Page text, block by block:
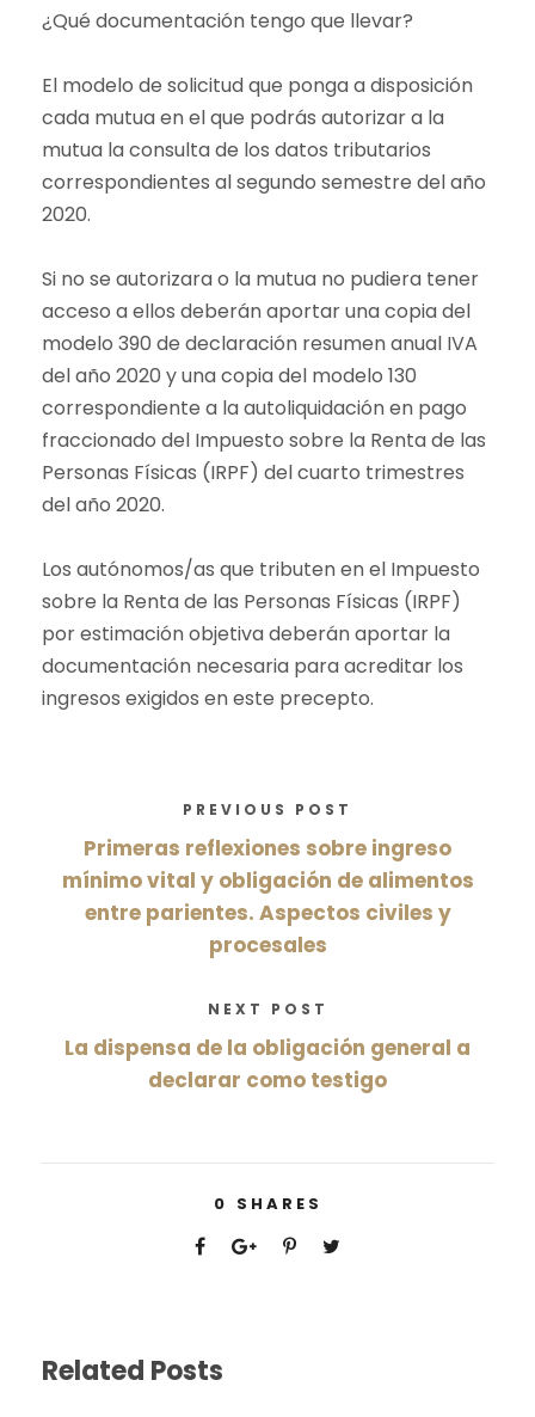
¿Qué documentación tengo que llevar?
El modelo de solicitud que ponga a disposición
cada mutua en el que podrás autorizar a la
mutua la consulta de los datos tributarios
correspondientes al segundo semestre del año
2020.
Si no se autorizara o la mutua no pudiera tener
acceso a ellos deberán aportar una copia del
modelo 390 de declaración resumen anual IVA
del año 2020 y una copia del modelo 130
correspondiente a la autoliquidación en pago
fraccionado del Impuesto sobre la Renta de las
Personas Físicas (IRPF) del cuarto trimestres
del año 2020.
Los autónomos/as que tributen en el Impuesto
sobre la Renta de las Personas Físicas (IRPF)
por estimación objetiva deberán aportar la
documentación necesaria para acreditar los
ingresos exigidos en este precepto.
PREVIOUS POST
Primeras reflexiones sobre ingreso
mínimo vital y obligación de alimentos
entre parientes. Aspectos civiles y
procesales
NEXT POST
La dispensa de la obligación general a
declarar como testigo
0 SHARES
Related Posts